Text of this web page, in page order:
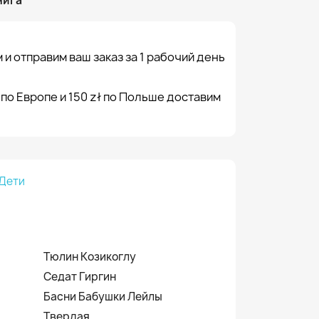
отправим ваш заказ за 1 рабочий день
Европе и 150 zł по Польше доставим
Тюлин Козикоглу
Седат Гиргин
Басни Бабушки Лейлы